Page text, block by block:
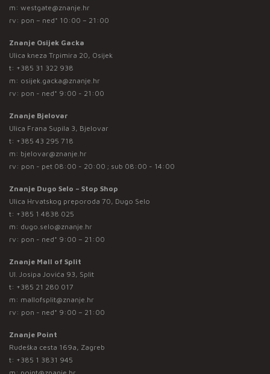
m: westgate@znanje.hr
rv: pon – ned* 10:00 – 21:00
Znanje Osijek Gacka
Ulica kneza Trpimira 20, Osijek
t: +385 31 322 938
m: osijek.gacka@znanje.hr
rv: pon - ned* 9:00 - 21:00
Znanje Bjelovar
Ulica Frana Supila 3, Bjelovar
t: +385 43 295 718
m: bjelovar@znanje.hr
rv: pon - pet 08:00 - 20:00 ; sub 08:00 - 14:00
Znanje Dugo Selo – Stop Shop
Ulica Hrvatskog preporoda 70, Dugo Selo
t: +385 1 4838 025
m: dugo.selo@znanje.hr
rv: pon - ned* 9:00 – 21:00
Znanje Mall of Split
Ul. Josipa Jovića 93, Split
t: +385 21 280 017
m: mallofsplit@znanje.hr
rv: pon - ned* 9:00 – 21:00
Znanje Point
Rudeška cesta 169a, Zagreb
t: +385 1 3831 945